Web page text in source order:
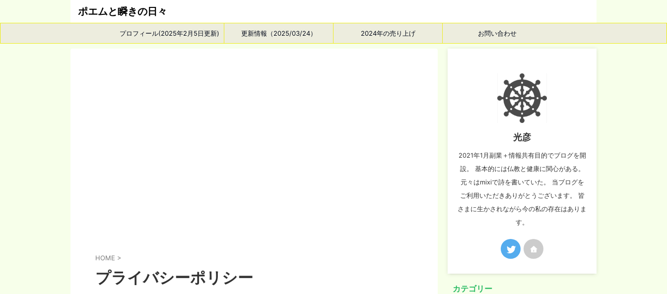
ポエムと瞬きの日々
プロフィール(2025年2月5日更新) 更新情報（2025/03/24） 2024年の売り上げ お問い合わせ
HOME >
プライバシーポリシー
光彦
2021年1月副業＋情報共有目的でブログを開
設。 基本的には仏教と健康に関心がある。
元々はmixiで詩を書いていた。 当ブログを
ご利用いただきありがとうございます。 皆
さまに生かされながら今の私の存在はありま
す。
カテゴリー